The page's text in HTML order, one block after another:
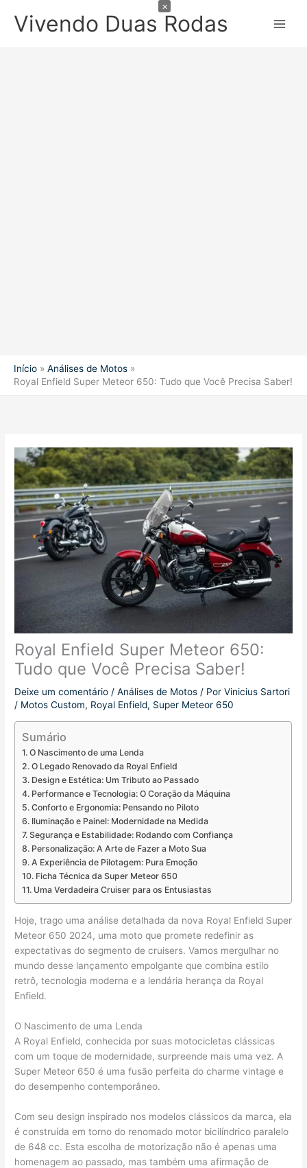
paraVivendo Duas Rodas
Início
Análises de Motos
Royal Enfield Super Meteor 650: Tudo que Você Precisa Saber!
Royal Enfield Super Meteor 650:
Tudo que Você Precisa Saber!
Deixe um comentário /Análises de Motos / PorVinicius Sartori
/ Motos Custom, Royal Enfield, Super Meteor 650
Sumário
O Nascimento de uma Lenda
O Legado Renovado da Royal Enfield
Design e Estética: Um Tributo ao Passado
Performance e Tecnologia: O Coração da Máquina
Conforto e Ergonomia: Pensando no Piloto
Iluminação e Painel: Modernidade na Medida
Segurança e Estabilidade: Rodando com Confiança
Personalização: A Arte de Fazer a Moto Sua
A Experiência de Pilotagem: Pura Emoção
Ficha Técnica da Super Meteor 650
Uma Verdadeira Cruiser para os Entusiastas
Hoje, trago uma análise detalhada da nova Royal Enfield Super
Meteor 650 2024, uma moto que promete redefinir as
expectativas do segmento de cruisers. Vamos mergulhar no
mundo desse lançamento empolgante que combina estilo
retrô, tecnologia moderna e a lendária herança da Royal
Enfield.
O Nascimento de uma Lenda
A Royal Enfield, conhecida por suas motocicletas clássicas
com um toque de modernidade, surpreende mais uma vez. A
Super Meteor 650 é uma fusão perfeita do charme vintage e
do desempenho contemporâneo.
Com seu design inspirado nos modelos clássicos da marca, ela
é construída em torno do renomado motor bicilíndrico paralelo
de 648 cc. Esta escolha de motorização não é apenas uma
homenagem ao passado, mas também uma afirmação de
×